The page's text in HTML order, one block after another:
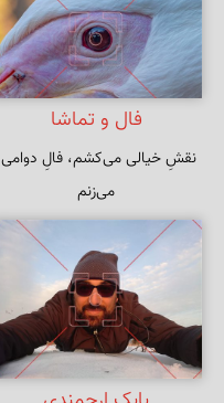
فال و تماشا
نقشِ خیالی می‌کشم، فالِ دوامی
می‌زنم